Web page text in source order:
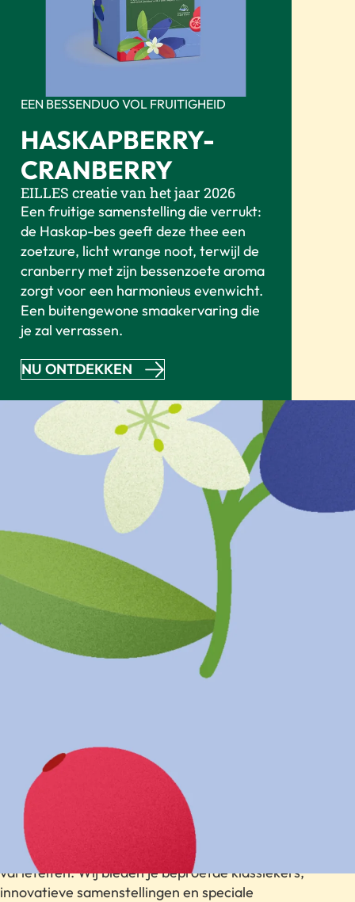
EEN BESSENDUO VOL FRUITIGHEID
HASKAPBERRY-
CRANBERRY
EILLES creatie van het jaar 2026
Een fruitige samenstelling die verrukt:
de Haskap-bes geeft deze thee een
zoetzure, licht wrange noot, terwijl de
cranberry met zijn bessenzoete aroma
zorgt voor een harmonieus evenwicht.
Een buitengewone smaakervaring die
je zal verrassen.
NU ONTDEKKEN
ONZE THEESOORTEN
Eersteklas kwaliteit voor elke smaak
Zwarte thee
Zwarte thee is een wereld op zich met ontelbare
variëteiten. Wij bieden je beproefde klassiekers,
innovatieve samenstellingen en speciale